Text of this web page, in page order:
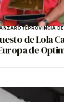
PROVINCIA
de Lola
de